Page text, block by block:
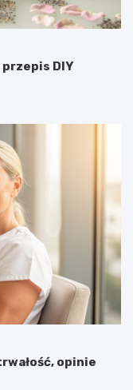
DIY
opinie